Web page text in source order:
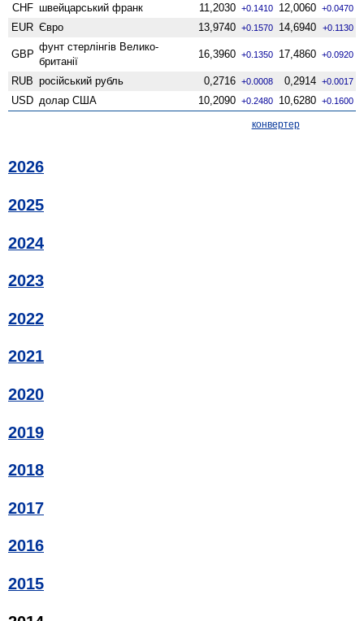
CHF швейцарський франк 11,2030 +0.1410 12,0060 +0.0470
EUR Євро 13,9740 +0.1570 14,6940 +0.1130
GBP
фунт стерлінгів Велико­
британії
16,3960 +0.1350 17,4860 +0.0920
RUB російський рубль 0,2716 +0.0008 0,2914 +0.0017
USD долар США 10,2090 +0.2480 10,6280 +0.1600
конвертер
2026
2025
2024
2023
2022
2021
2020
2019
2018
2017
2016
2015